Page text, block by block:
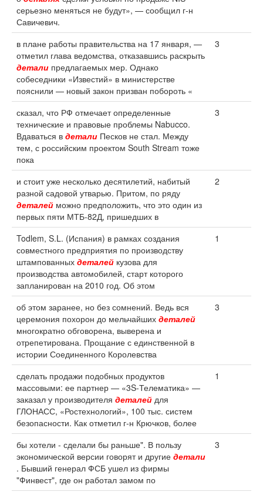
серьезно меняться не будут», — сообщил г-н
Савичевич.
в плане работы правительства на 17 января, —
отметил глава ведомства, отказавшись раскрыть
детали предлагаемых мер. Однако
собеседники «Известий» в министерстве
пояснили — новый закон призван побороть «
3
сказал, что РФ отмечает определенные
технические и правовые проблемы Nabucco.
Вдаваться в детали Песков не стал. Между
тем, с российским проектом South Stream тоже
пока
3
и стоит уже несколько десятилетий, набитый
разной садовой утварью. Притом, по ряду
деталей можно предположить, что это один из
первых пяти МТБ-82Д, пришедших в
2
Todlem, S.L. (Испания) в рамках создания
совместного предприятия по производству
штампованных деталей кузова для
производства автомобилей, старт которого
запланирован на 2010 год. Об этом
1
об этом заранее, но без сомнений. Ведь вся
церемония похорон до мельчайших деталей
многократно обговорена, выверена и
отрепетирована. Прощание с единственной в
истории Соединенного Королевства
3
сделать продажи подобных продуктов
массовыми: ее партнер — «3S-Телематика» —
заказал у производителя деталей для
ГЛОНАСС, «Ростехнологий», 100 тыс. систем
безопасности. Как отметил г-н Крючков, более
1
бы хотели - сделали бы раньше". В пользу
экономической версии говорят и другие детали
. Бывший генерал ФСБ ушел из фирмы
"Финвест", где он работал замом по
3